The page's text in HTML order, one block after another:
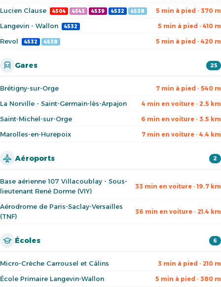
Lucien Clause 4504 4543 4539 4532 4538 5 min à pied · 370 m
Langevin - Wallon 4532 5 min à pied · 410 m
Revol 4532 4538 5 min à pied · 420 m
Gares 25
Brétigny-sur-Orge 7 min à pied · 540 m
La Norville - Saint-Germain-lès-Arpajon 4 min en voiture · 2.5 km
Saint-Michel-sur-Orge 6 min en voiture · 3.5 km
Marolles-en-Hurepoix 7 min en voiture · 4.4 km
Aéroports 2
Base aérienne 107 Villacoublay - Sous-
lieutenant René Dorme (VIY)
33 min en voiture · 19.7 km
Aérodrome de Paris-Saclay-Versailles
(TNF)
36 min en voiture · 21.4 km
Écoles 6
Micro-Crèche Carrousel et Câlins 3 min à pied · 210 m
École Primaire Langevin-Wallon 5 min à pied · 380 m